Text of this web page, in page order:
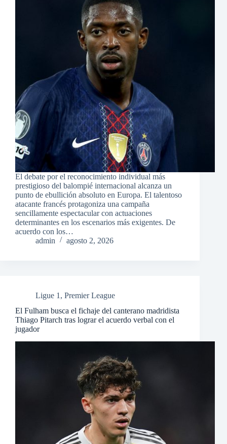
El debate por el reconocimiento individual más
prestigioso del balompié internacional alcanza un
punto de ebullición absoluto en Europa. El talentoso
atacante francés protagoniza una campaña
sencillamente espectacular con actuaciones
determinantes en los escenarios más exigentes. De
acuerdo con los…
admin
agosto 2, 2026
Ligue 1 , Premier League
El Fulham busca el fichaje del canterano madridista
Thiago Pitarch tras lograr el acuerdo verbal con el
jugador